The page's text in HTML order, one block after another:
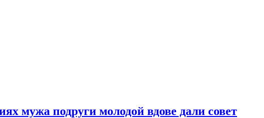
мужа подруги молодой вдове дали совет